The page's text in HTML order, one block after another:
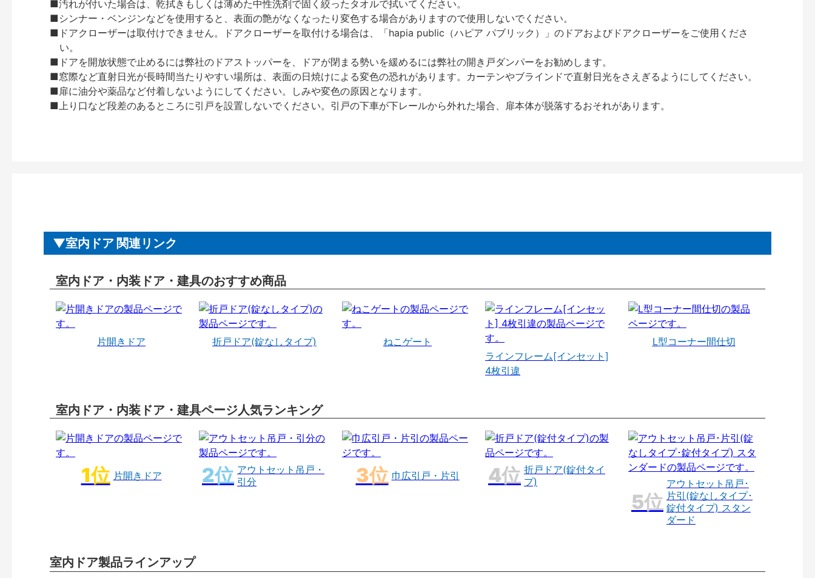
■汚れが付いた場合は、乾拭きもしくは薄めた中性洗剤で固く絞ったタオルで拭いてください。
■シンナー・ベンジンなどを使用すると、表面の艶がなくなったり変色する場合がありますので使用しないでください。
■ドアクローザーは取付けできません。ドアクローザーを取付ける場合は、「hapia public（ハピア パブリック）」のドアおよびドアクローザーをご使用くださ
い。
■ドアを開放状態で止めるには弊社のドアストッパーを、ドアが閉まる勢いを緩めるには弊社の開き戸ダンパーをお勧めします。
■窓際など直射日光が長時間当たりやすい場所は、表面の日焼けによる変色の恐れがあります。カーテンやブラインドで直射日光をさえぎるようにしてください。
■扉に油分や薬品など付着しないようにしてください。しみや変色の原因となります。
■上り口など段差のあるところに引戸を設置しないでください。引戸の下車が下レールから外れた場合、扉本体が脱落するおそれがあります。
室内ドア 関連リンク
室内ドア・内装ドア・建具のおすすめ商品
片開きドア 折戸ドア(錠なしタイプ)
ねこゲート
ラインフレーム[インセット]
4枚引違
L型コーナー間仕切
室内ドア・内装ドア・建具ページ人気ランキング
片開きドア
アウトセット吊戸・
引分
巾広引戸・片引
折戸ドア(錠付タイ
プ)
アウトセット吊戸･
片引(錠なしタイプ･
錠付タイプ) スタン
ダード
室内ドア製品ラインアップ